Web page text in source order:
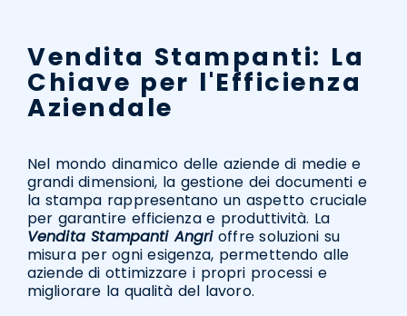
Vendita Stampanti: La
Chiave per l'Efficienza
Aziendale
Nel mondo dinamico delle aziende di medie e
grandi dimensioni, la gestione dei documenti e
la stampa rappresentano un aspetto cruciale
per garantire efficienza e produttività. La
Vendita Stampanti Angrioffre soluzioni su
misura per ogni esigenza, permettendo alle
aziende di ottimizzare i propri processi e
migliorare la qualità del lavoro.